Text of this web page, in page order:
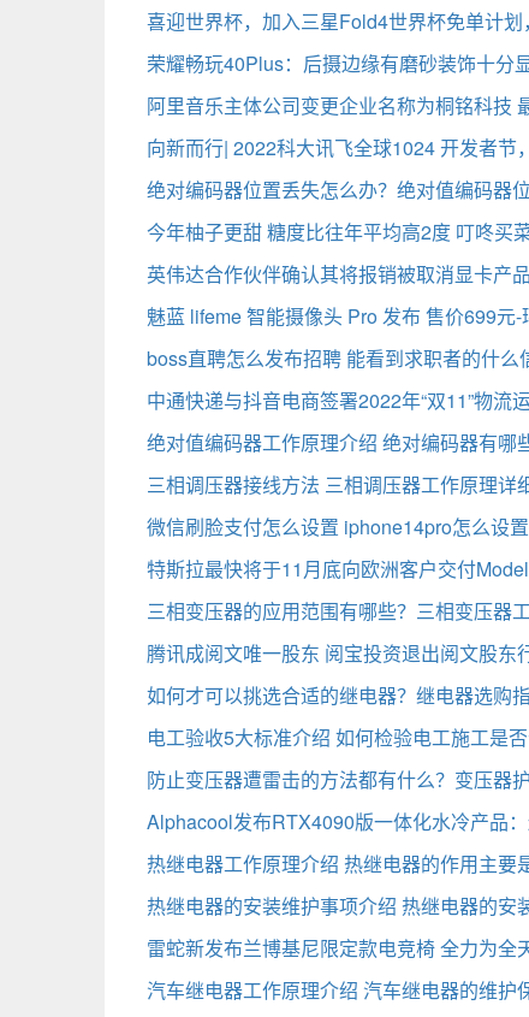
喜迎世界杯，加入三星Fold4世界杯免单计划
荣耀畅玩40Plus：后摄边缘有磨砂装饰十分
阿里音乐主体公司变更企业名称为桐铭科技
向新而行| 2022科大讯飞全球1024 开发者节
绝对编码器位置丢失怎么办？绝对值编码器
今年柚子更甜 糖度比往年平均高2度 叮咚买
英伟达合作伙伴确认其将报销被取消显卡产
魅蓝 lifeme 智能摄像头 Pro 发布 售价699元-
boss直聘怎么发布招聘 能看到求职者的什么
中通快递与抖音电商签署2022年“双11”物流
绝对值编码器工作原理介绍 绝对编码器有哪
三相调压器接线方法 三相调压器工作原理详
微信刷脸支付怎么设置 iphone14pro怎么设
特斯拉最快将于11月底向欧洲客户交付
三相变压器的应用范围有哪些？三相变压器
腾讯成阅文唯一股东 阅宝投资退出阅文股东
如何才可以挑选合适的继电器？继电器选购
电工验收5大标准介绍 如何检验电工施工是否
防止变压器遭雷击的方法都有什么？变压器
Alphacool发布RTX4090版一体化水冷产品
热继电器工作原理介绍 热继电器的作用主要
热继电器的安装维护事项介绍 热继电器的安
雷蛇新发布兰博基尼限定款电竞椅 全力为全
汽车继电器工作原理介绍 汽车继电器的维护